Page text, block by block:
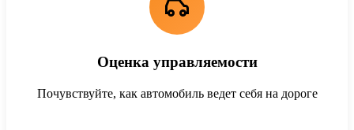
Оценка управляемости
Почувствуйте, как автомобиль ведет себя на дороге